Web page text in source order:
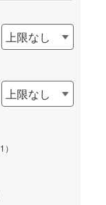
上限なし
上限なし
1 ）